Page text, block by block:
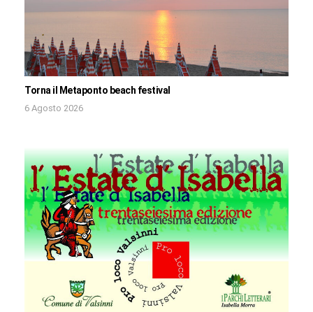
Torna il Metaponto beach festival
6 Agosto 2026